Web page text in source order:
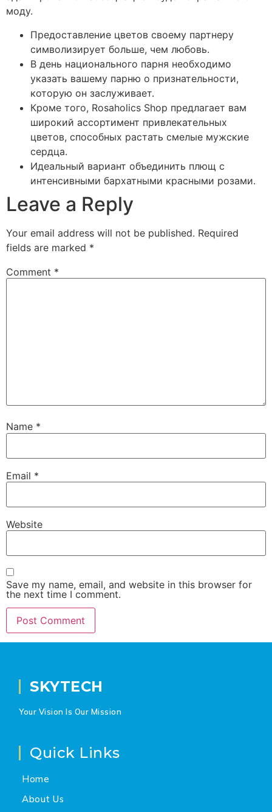
моду.
Предоставление цветов своему партнеру
символизирует больше, чем любовь.
В день национального парня необходимо
указать вашему парню о признательности,
которую он заслуживает.
Кроме того, Rosaholics Shop предлагает вам
широкий ассортимент привлекательных
цветов, способных растать смелые мужские
сердца.
Идеальный вариант объединить плющ с
интенсивными бархатными красными розами.
Leave a Reply
Your email address will not be published. Required
fields are marked *
Comment *
Name *
Email *
Website
Save my name, email, and website in this browser for
the next time I comment.
SKYTECH
Your Vision Is Our Mission
Quick Links
Home
About Us